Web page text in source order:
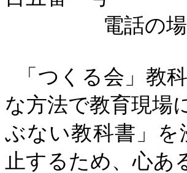
電話の場
「つくる会」教
な方法で教育現場
ぶない教科書」
止するため、心あ